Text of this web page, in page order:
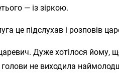
— із зіркою.
це підслухав і розповів
Дуже хотілося йому,
не виходила